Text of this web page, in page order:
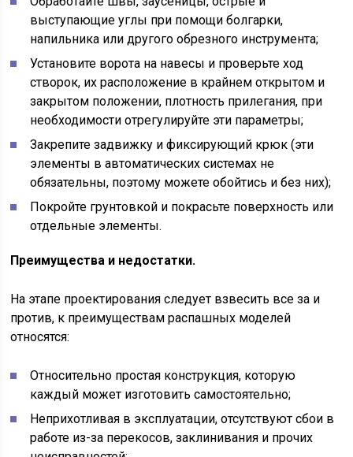
выступающие углы при помощи болгарки,
напильника или другого обрезного инструмента;
Установите ворота на навесы и проверьте ход
створок, их расположение в крайнем открытом и
закрытом положении, плотность прилегания, при
необходимости отрегулируйте эти параметры;
Закрепите задвижку и фиксирующий крюк (эти
элементы в автоматических системах не
обязательны, поэтому можете обойтись и без них);
Покройте грунтовкой и покрасьте поверхность или
отдельные элементы.
Преимущества и недостатки.
На этапе проектирования следует взвесить все за и
против, к преимуществам распашных моделей
относятся:
Относительно простая конструкция, которую
каждый может изготовить самостоятельно;
Неприхотливая в эксплуатации, отсутствуют сбои в
работе из-за перекосов, заклинивания и прочих